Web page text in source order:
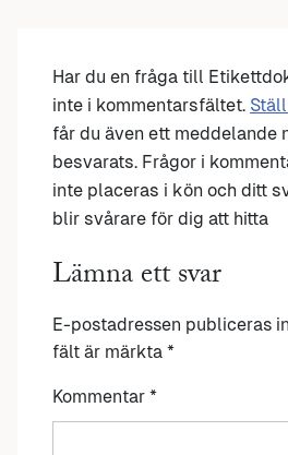
Har du en fråga till
inte i kommentarsfältet.
får du även ett meddelande
besvarats. Frågor i
inte placeras i kön och ditt
blir svårare för dig att hitta
Lämna ett svar
E-postadressen publiceras
fält är märkta *
Kommentar *